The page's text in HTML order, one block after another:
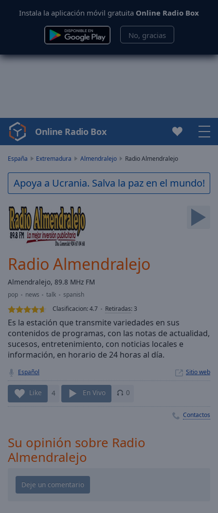
Instala la aplicación móvil gratuita Online Radio Box
No, gracias
Video
Player
Play
Video
Skip
Backward
Skip
Forward
Current
Time0:00
Loaded:
0.00%
Stream
TypeLIVE
Seek to
live,
currently
live LIVE
Remaining
Time-
Playback
Rate
Chapters
Chapters
Online Radio Box
España Extremadura Almendralejo Radio Almendralejo
Apoya a Ucrania. Salva la paz en el mundo!
Radio Almendralejo
Almendralejo, 89.8 MHz FM
pop news talk
spanish
Clasificacion:4.7 Retiradas:3
Es la estación que transmite variedades en sus
contenidos de programas, con las notas de actualidad,
sucesos, entretenimiento, con noticias locales e
información, en horario de 24 horas al día.
Español Sitio web
Like 4 En Vivo 0
Contactos
Su opinión sobre Radio
Almendralejo